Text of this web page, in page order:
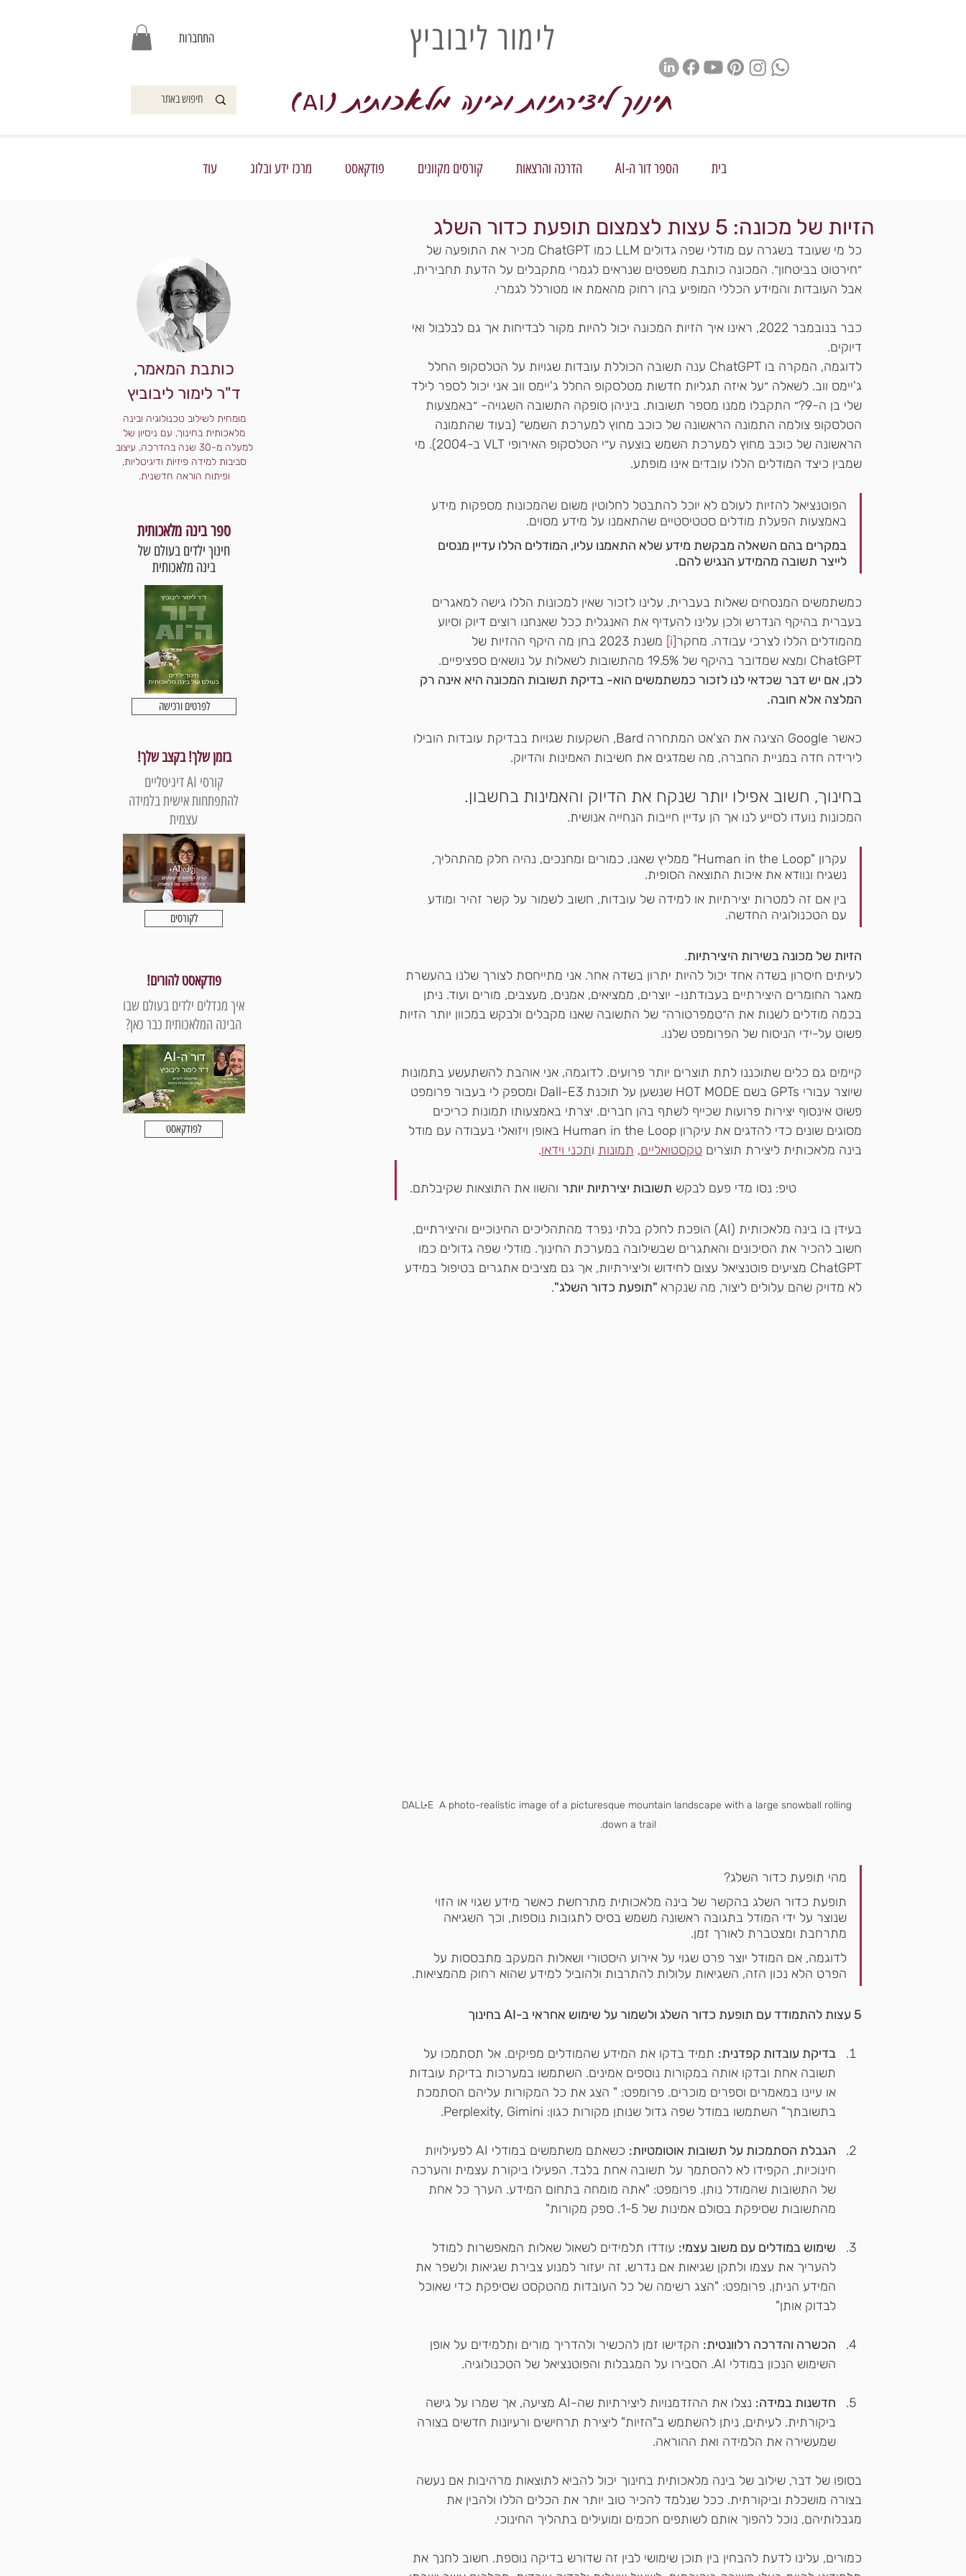
התחברות
חינוך ליצירתיות ובינה מלאכותית ( AI
)
לימור ליבוביץ
בית הספר דור ה-AI הדרכה והרצאות קורסים מקוונים פודקאסט מרכז ידע ובלוג עוד
כותבת המאמר,
ד"ר לימור ליבוביץ
מומחית לשילוב טכנולוגיה ובינה
מלאכותית בחינוך, עם ניסיון של
למעלה מ-30 שנה בהדרכה, עיצוב
סביבות למידה פיזיות ודיגיטליות,
ופיתוח הוראה חדשנית.
ספר בינה מלאכותית
חינוך ילדים בעולם של
בינה מלאכותית
לפרטים ורכישה
בזמן שלך! בקצב שלך!
קורסי AI דיגיטליים
להתפתחות אישית בלמידה
עצמית
לקורסים
פודקאסט להורים!
איך מגדלים ילדים בעולם שבו
הבינה המלאכותית כבר כאן?
לפודקאסט
הזיות של מכונה: 5 עצות לצמצום תופעת כדור השלג
כל מי שעובד בשגרה עם מודלי שפה גדולים LLM כמו ChatGPT מכיר את התופעה של
״חירטוט בביטחון״. המכונה כותבת משפטים שנראים לגמרי מתקבלים על הדעת תחבירית,
אבל העובדות והמידע הכללי המופיע בהן רחוק מהאמת או מטורלל לגמרי.
כבר בנובמבר 2022, ראינו איך הזיות המכונה יכול להיות מקור לבדיחות אך גם לבלבול ואי
דיוקים.
לדוגמה, המקרה בו ChatGPT ענה תשובה הכוללת עובדות שגויות על הטלסקופ החלל
ג'יימס ווב. לשאלה ״על איזה תגליות חדשות מטלסקופ החלל ג'יימס ווב אני יכול לספר לילד
שלי בן ה-9?״ התקבלו ממנו מספר תשובות. ביניהן סופקה התשובה השגויה- ״באמצעות
הטלסקופ צולמה התמונה הראשונה של כוכב מחוץ למערכת השמש״ (בעוד שהתמונה
הראשונה של כוכב מחוץ למערכת השמש בוצעה ע״י הטלסקופ האירופי VLT ב-2004). מי
שמבין כיצד המודלים הללו עובדים אינו מופתע.
הפוטנציאל להזיות לעולם לא יוכל להתבטל לחלוטין משום שהמכונות מספקות מידע
באמצעות הפעלת מודלים סטטיסטיים שהתאמנו על מידע מסוים.
במקרים בהם השאלה מבקשת מידע שלא התאמנו עליו, המודלים הללו עדיין מנסים
לייצר תשובה מהמידע הנגיש להם.
כמשתמשים המנסחים שאלות בעברית, עלינו לזכור שאין למכונות הללו גישה למאגרים
בעברית בהיקף הנדרש ולכן עלינו להעדיף את האנגלית ככל שאנחנו רוצים דיוק וסיוע
מהמודלים הללו לצרכי עבודה. מחקר[i]
משנת 2023 בחן מה היקף ההזיות של
ChatGPT ומצא שמדובר בהיקף של 19.5% מהתשובות לשאלות על נושאים ספציפיים.
לכן, אם יש דבר שכדאי לנו לזכור כמשתמשים הוא- בדיקת תשובות המכונה היא אינה רק
המלצה אלא חובה.
כאשר Google הציגה את הצ'אט המתחרה Bard, השקעות שגויות בבדיקת עובדות הובילו
לירידה חדה במניית החברה, מה שמדגים את חשיבות האמינות והדיוק.
בחינוך, חשוב אפילו יותר שנקח את הדיוק והאמינות בחשבון.
המכונות נועדו לסייע לנו אך הן עדיין חייבות הנחייה אנושית.
עקרון "Human in the Loop" ממליץ שאנו, כמורים ומחנכים, נהיה חלק מהתהליך,
נשגיח ונוודא את איכות התוצאה הסופית.
בין אם זה למטרות יצירתיות או למידה של עובדות, חשוב לשמור על קשר זהיר ומודע
עם הטכנולוגיה החדשה.
הזיות של מכונה בשירות היצירתיות.
לעיתים חיסרון בשדה אחד יכול להיות יתרון בשדה אחר. אני מתייחסת לצורך שלנו בהעשרת
מאגר החומרים היצירתיים בעבודתנו- יוצרים, ממציאים, אמנים, מעצבים, מורים ועוד. ניתן
בכמה מודלים לשנות את ה״טמפרטורה״ של התשובה שאנו מקבלים ולבקש במכוון יותר הזיות
פשוט על-ידי הניסוח של הפרומפט שלנו.
קיימים גם כלים שתוכננו לתת תוצרים יותר פרועים. לדוגמה, אני אוהבת להשתעשע בתמונות
שיוצר עבורי GPTs בשם HOT MODE שנשען על תוכנת Dall-E3 ומספק לי בעבור פרומפט
פשוט אינסוף יצירות פרועות שכייף לשתף בהן חברים. יצרתי באמצעותו תמונות כריכים
מסוגים שונים כדי להדגים את עיקרון Human in the Loop באופן ויזואלי בעבודה עם מודל
בינה מלאכותית ליצירת תוצרים טקסטואליים, תמונות ותכני וידאו.
טיפ: נסו מדי פעם לבקש תשובות יצירתיות יותר והשוו את התוצאות שקיבלתם.
בעידן בו בינה מלאכותית (AI) הופכת לחלק בלתי נפרד מהתהליכים החינוכיים והיצירתיים,
חשוב להכיר את הסיכונים והאתגרים שבשילובה במערכת החינוך. מודלי שפה גדולים כמו
ChatGPT מציעים פוטנציאל עצום לחידוש וליצירתיות, אך גם מציבים אתגרים בטיפול במידע
לא מדויק שהם עלולים ליצור, מה שנקרא "תופעת כדור השלג".
DALL·E  A photo-realistic image of a picturesque mountain landscape with a large snowball rolling
down a trail.
מהי תופעת כדור השלג?
תופעת כדור השלג בהקשר של בינה מלאכותית מתרחשת כאשר מידע שגוי או הזוי
שנוצר על ידי המודל בתגובה ראשונה משמש בסיס לתגובות נוספות, וכך השגיאה
מתרחבת ומצטברת לאורך זמן.
לדוגמה, אם המודל יוצר פרט שגוי על אירוע היסטורי ושאלות המעקב מתבססות על
הפרט הלא נכון הזה, השגיאות עלולות להתרבות ולהוביל למידע שהוא רחוק מהמציאות.
5 עצות להתמודד עם תופעת כדור השלג ולשמור על שימוש אחראי ב-AI בחינוך
בדיקת עובדות קפדנית: תמיד בדקו את המידע שהמודלים מפיקים. אל תסתמכו על
תשובה אחת ובדקו אותה במקורות נוספים אמינים. השתמשו במערכות בדיקת עובדות
או עיינו במאמרים וספרים מוכרים. פרומפט: " הצג את כל המקורות עליהם הסתמכת
בתשובתך" השתמשו במודל שפה גדול שנותן מקורות כגון: Perplexity, Gimini.
הגבלת הסתמכות על תשובות אוטומטיות:
כשאתם משתמשים במודלי AI לפעילויות
חינוכיות, הקפידו לא להסתמך על תשובה אחת בלבד. הפעילו ביקורת עצמית והערכה
של התשובות שהמודל נותן. פרומפט: "אתה מומחה בתחום המידע. הערך כל אחת
מהתשובות שסיפקת בסולם אמינות של 1-5. ספק מקורות"
שימוש במודלים עם משוב עצמי: עודדו תלמידים לשאול שאלות המאפשרות למודל
להעריך את עצמו ולתקן שגיאות אם נדרש. זה יעזור למנוע צבירת שגיאות ולשפר את
המידע הניתן. פרומפט: "הצג רשימה של כל העובדות מהטקסט שסיפקת כדי שאוכל
לבדוק אותן"
הכשרה והדרכה רלוונטית: הקדישו זמן להכשיר ולהדריך מורים ותלמידים על אופן
השימוש הנכון במודלי AI. הסבירו על המגבלות והפוטנציאל של הטכנולוגיה.
חדשנות במידה:
נצלו את ההזדמנויות ליצירתיות שה-AI מציעה, אך שמרו על גישה
ביקורתית. לעיתים, ניתן להשתמש ב"הזיות" ליצירת תרחישים ורעיונות חדשים בצורה
שמעשירה את הלמידה ואת ההוראה.
בסופו של דבר, שילוב של בינה מלאכותית בחינוך יכול להביא לתוצאות מרהיבות אם נעשה
בצורה מושכלת וביקורתית. ככל שנלמד להכיר טוב יותר את הכלים הללו ולהבין את
מגבלותיהם, נוכל להפוך אותם לשותפים חכמים ומועילים בתהליך החינוכי.
כמורים, עלינו לדעת להבחין בין תוכן שימושי לבין זה שדורש בדיקה נוספת. חשוב לחנך את